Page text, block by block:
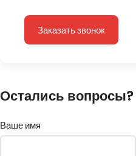
Заказать звонок
Остались вопросы?
Ваше имя